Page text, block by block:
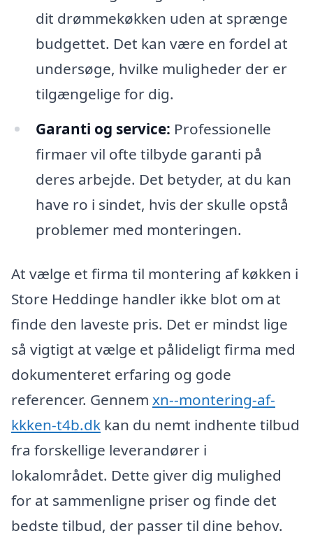
dit drømmekøkken uden at sprænge
budgettet. Det kan være en fordel at
undersøge, hvilke muligheder der er
tilgængelige for dig.
Garanti og service: Professionelle
firmaer vil ofte tilbyde garanti på
deres arbejde. Det betyder, at du kan
have ro i sindet, hvis der skulle opstå
problemer med monteringen.
At vælge et firma til montering af køkken i
Store Heddinge handler ikke blot om at
finde den laveste pris. Det er mindst lige
så vigtigt at vælge et pålideligt firma med
dokumenteret erfaring og gode
referencer. Gennem xn--montering-af-
kkken-t4b.dk kan du nemt indhente tilbud
fra forskellige leverandører i
lokalområdet. Dette giver dig mulighed
for at sammenligne priser og finde det
bedste tilbud, der passer til dine behov.